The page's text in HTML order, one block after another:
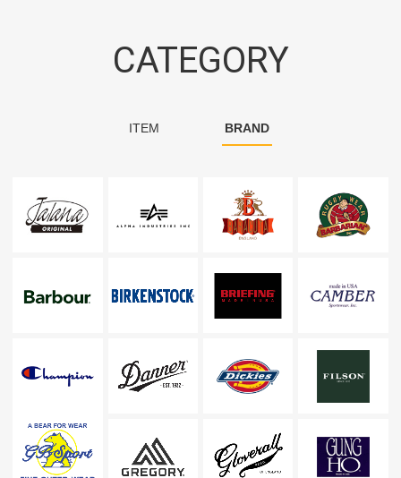
CATEGORY
ITEM BRAND